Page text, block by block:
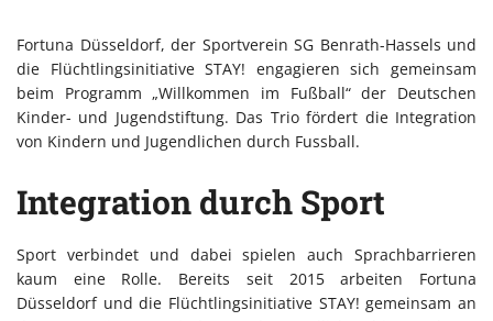
Fortuna Düsseldorf, der Sportverein SG Benrath-Hassels und
die Flüchtlingsinitiative STAY! engagieren sich gemeinsam
beim Programm „Willkommen im Fußball“ der Deutschen
Kinder- und Jugendstiftung. Das Trio fördert die Integration
von Kindern und Jugendlichen durch Fussball.
Integration durch Sport
Sport verbindet und dabei spielen auch Sprachbarrieren
kaum eine Rolle. Bereits seit 2015 arbeiten Fortuna
Düsseldorf und die Flüchtlingsinitiative STAY! gemeinsam an